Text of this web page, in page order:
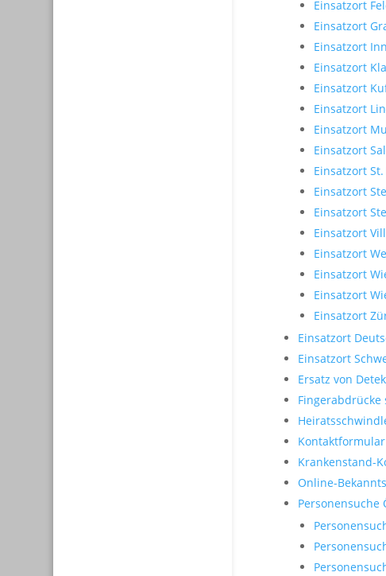
Einsatzort
Einsatzort
Einsatzort
Einsatzort
Einsatzort
Einsatzort
Einsatzort
Einsatzort
Einsatzort
Einsatzort
Einsatzort
Einsatzort
Einsatzort
Einsatzort
Einsatzort
Einsatzort
Einsatzort
Einsatzort
Ersatz von
Kontaktformular
Krankenstand-
Online-
Personensuche